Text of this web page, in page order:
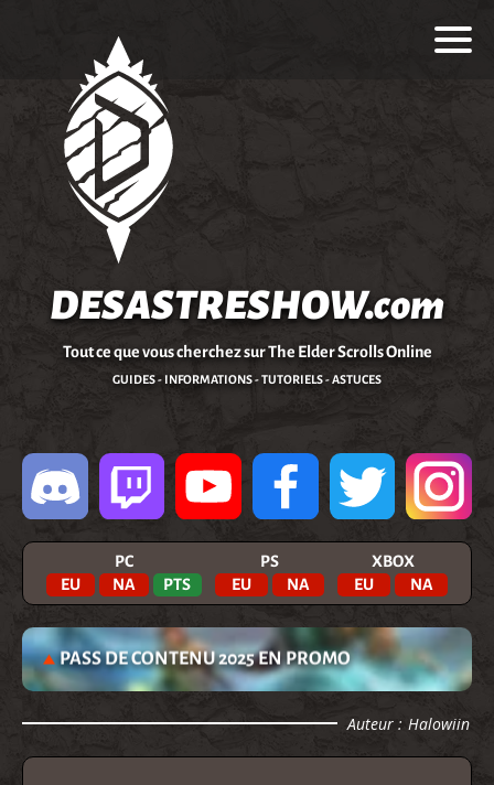
DESASTRESHOW.com
Tout ce que vous cherchez sur The Elder Scrolls Online
GUIDES - INFORMATIONS - TUTORIELS - ASTUCES
PC
EU
NA PTS
PS
EU
NA
XBOX
EU
NA
PASS DE CONTENU 2025 EN PROMO
Auteur : Halowiin